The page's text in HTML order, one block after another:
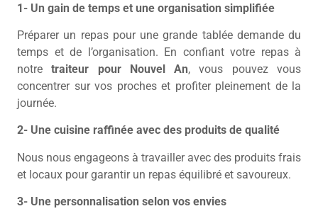
1- Un gain de temps et une organisation simplifiée
Préparer un repas pour une grande tablée demande du
temps et de l’organisation. En confiant votre repas à
notretraiteur pour Nouvel An, vous pouvez vous
concentrer sur vos proches et profiter pleinement de la
journée.
2- Une cuisine raffinée avec des produits de qualité
Nous nous engageons à travailler avec des produits frais
et locaux pour garantir un repas équilibré et savoureux.
3- Une personnalisation selon vos envies